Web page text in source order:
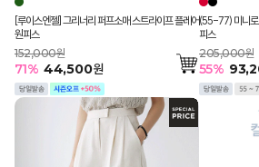
[루이스엔젤] 그리너리 퍼프소매 스트라이프 플레어
원피스
152,000원
71% 44,500원
(55-77) 미니로
피스
205,000원
55%